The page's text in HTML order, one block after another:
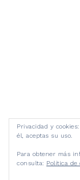
Privacidad y
él, aceptas su uso.
Para obtener más
consulta: Política de